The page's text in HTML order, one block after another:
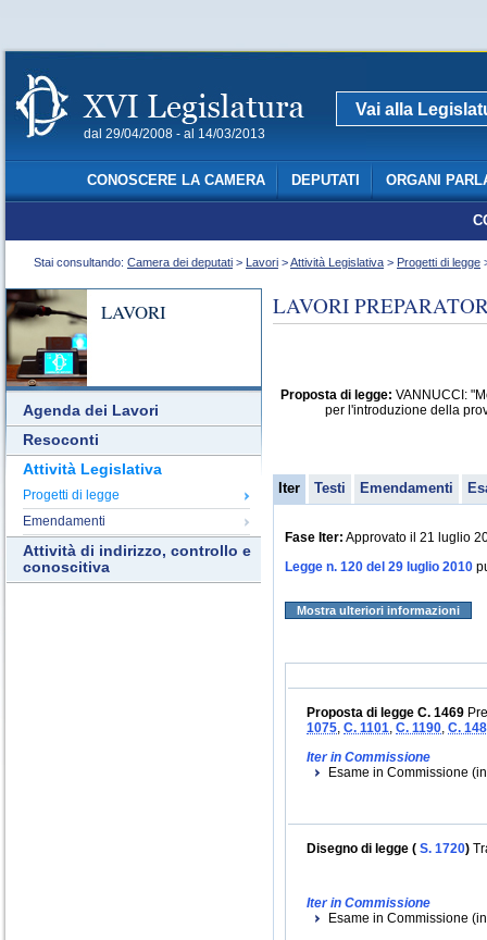
dal 29/04/2008 - al 14/03/2013
Vai alla
CONOSCERE LA CAMERA DEPUTATI ORGANI
Stai consultando: Camera dei deputati > Lavori >Attività Legislativa > Progetti di legge
LAVORI
Agenda dei Lavori
Resoconti
Attività Legislativa
Progetti di legge
Emendamenti
Attività di indirizzo, controllo e
conoscitiva
LAVORI
Proposta di legge: VANNUCCI:
per l'introduzione della
Iter Testi Emendamenti
Fase Iter: Approvato il 21 luglio
Legge n. 120 del 29 luglio 2010
Mostra ulteriori informazioni
Proposta di legge C. 1469
1075, C. 1101, C. 1190, C.
Iter in Commissione
Esame in Commissione
Disegno di legge ( S. 1720)
Iter in Commissione
Esame in Commissione